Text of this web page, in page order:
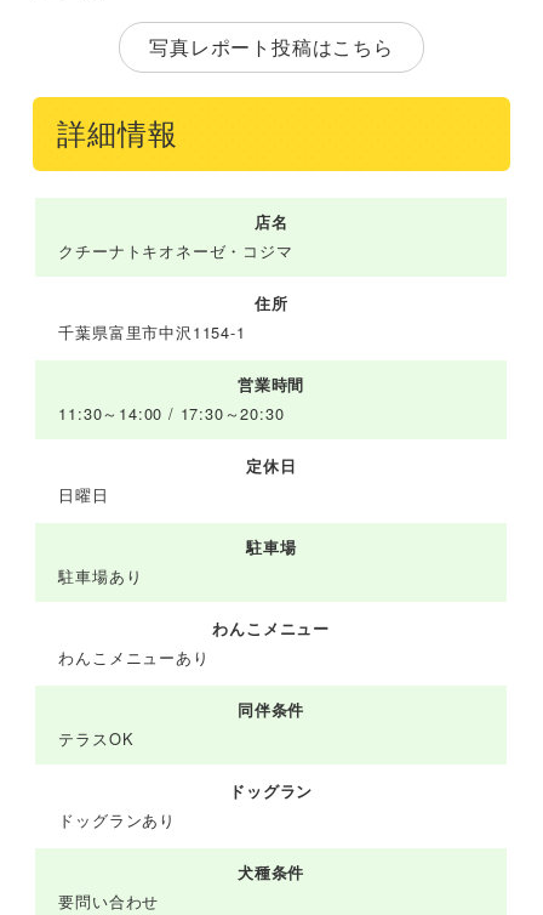
写真レポート投稿はこちら
詳細情報
店名
クチーナトキオネーゼ・コジマ
住所
千葉県富里市中沢1154-1
営業時間
11:30～14:00 / 17:30～20:30
定休日
日曜日
駐車場
駐車場あり
わんこメニュー
わんこメニューあり
同伴条件
テラスOK
ドッグラン
ドッグランあり
犬種条件
要問い合わせ